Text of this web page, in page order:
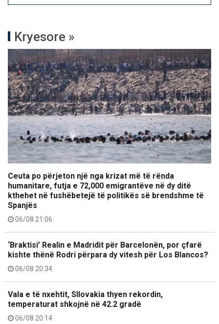
Kryesore »
Ceuta po përjeton një nga krizat më të rënda
humanitare, futja e 72,000 emigrantëve në dy ditë
kthehet në fushëbetejë të politikës së brendshme të
Spanjës
06/08 21:06
‘Braktisi’ Realin e Madridit për Barcelonën, por çfarë
kishte thënë Rodri përpara dy vitesh për Los Blancos?
06/08 20:34
Vala e të nxehtit, Sllovakia thyen rekordin,
temperaturat shkojnë në 42.2 gradë
06/08 20:14